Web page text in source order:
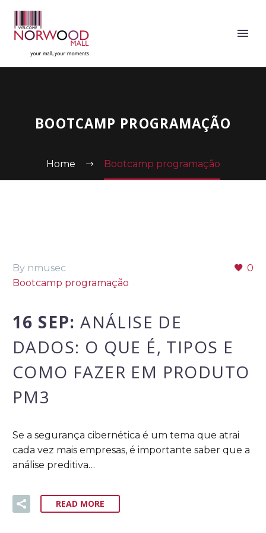
BOOTCAMP PROGRAMAÇÃO
Home Bootcamp programação
0
By nmusec
Bootcamp programação
16 SEP:ANÁLISE DE
DADOS: O QUE É, TIPOS E
COMO FAZER EM PRODUTO
PM3
Se a segurança cibernética é um tema que atrai
cada vez mais empresas, é importante saber que a
análise preditiva…
READ MORE